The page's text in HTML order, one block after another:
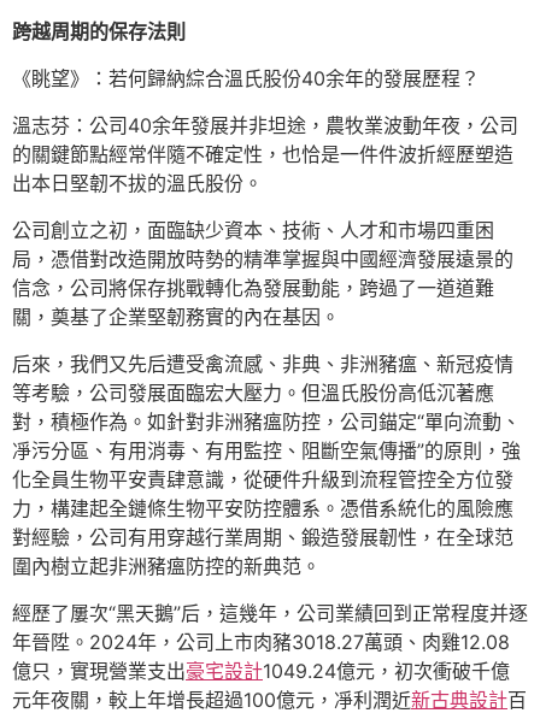
跨越周期的保存法則
《眺望》：若何歸納綜合溫氏股份40余年的發展歷程？
溫志芬：公司40余年發展并非坦途，農牧業波動年夜，公司
的關鍵節點經常伴隨不確定性，也恰是一件件波折經歷塑造
出本日堅韌不拔的溫氏股份。
公司創立之初，面臨缺少資本、技術、人才和市場四重困
局，憑借對改造開放時勢的精準掌握與中國經濟發展遠景的
信念，公司將保存挑戰轉化為發展動能，跨過了一道道難
關，奠基了企業堅韌務實的內在基因。
后來，我們又先后遭受禽流感、非典、非洲豬瘟、新冠疫情
等考驗，公司發展面臨宏大壓力。但溫氏股份高低沉著應
對，積極作為。如針對非洲豬瘟防控，公司錨定“單向流動、
凈污分區、有用消毒、有用監控、阻斷空氣傳播”的原則，強
化全員生物平安責肆意識，從硬件升級到流程管控全方位發
力，構建起全鏈條生物平安防控體系。憑借系統化的風險應
對經驗，公司有用穿越行業周期、鍛造發展韌性，在全球范
圍內樹立起非洲豬瘟防控的新典范。
經歷了屢次“黑天鵝”后，這幾年，公司業績回到正常程度并逐
年晉陞。2024年，公司上市肉豬3018.27萬頭、肉雞12.08
億只，實現營業支出豪宅設計1049.24億元，初次衝破千億
元年夜關，較上年增長超過100億元，凈利潤近新古典設計百